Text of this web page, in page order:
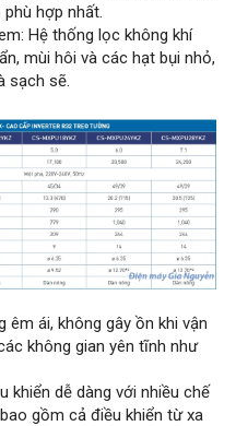
hợp nhất.
Hệ thống lọc không khí
mùi hôi và các hạt bụi nhỏ,
sạch sẽ.
ái, không gây ồn khi vận
không gian yên tĩnh như
dễ dàng với nhiều chế
gồm cả điều khiển từ xa